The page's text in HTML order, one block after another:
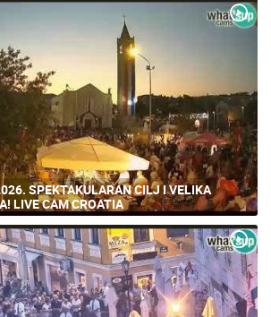
SPEKTAKULARAN CILJ I VELIKA
LIVE CAM CROATIA